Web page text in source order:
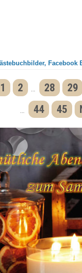
Facebook
1 2 28 29
44 45